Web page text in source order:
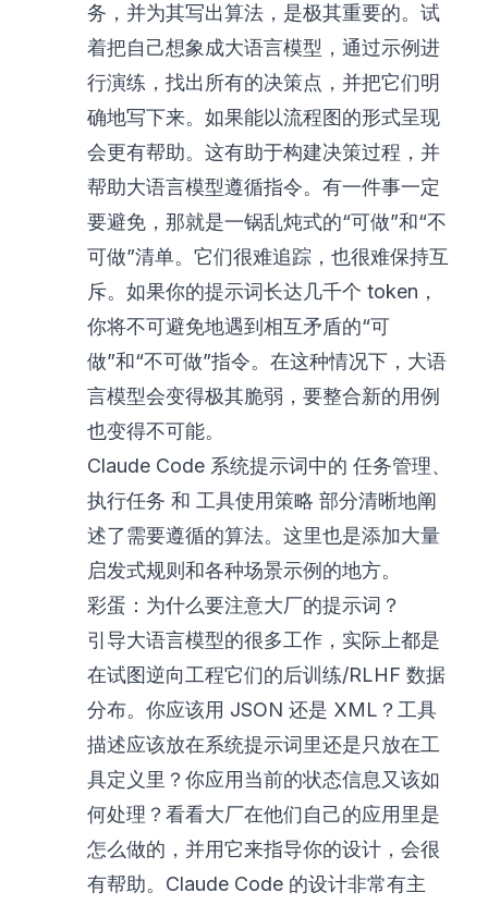
务，并为其写出算法，是极其重要的。试
着把自己想象成大语言模型，通过示例进
行演练，找出所有的决策点，并把它们明
确地写下来。如果能以流程图的形式呈现
会更有帮助。这有助于构建决策过程，并
帮助大语言模型遵循指令。有一件事一定
要避免，那就是一锅乱炖式的“可做”和“不
可做”清单。它们很难追踪，也很难保持互
斥。如果你的提示词长达几千个 token，
你将不可避免地遇到相互矛盾的“可
做”和“不可做”指令。在这种情况下，大语
言模型会变得极其脆弱，要整合新的用例
也变得不可能。
Claude Code 系统提示词中的 任务管理、
执行任务 和 工具使用策略 部分清晰地阐
述了需要遵循的算法。这里也是添加大量
启发式规则和各种场景示例的地方。
彩蛋：为什么要注意大厂的提示词？
引导大语言模型的很多工作，实际上都是
在试图逆向工程它们的后训练/RLHF 数据
分布。你应该用 JSON 还是 XML？工具
描述应该放在系统提示词里还是只放在工
具定义里？你应用当前的状态信息又该如
何处理？看看大厂在他们自己的应用里是
怎么做的，并用它来指导你的设计，会很
有帮助。Claude Code 的设计非常有主